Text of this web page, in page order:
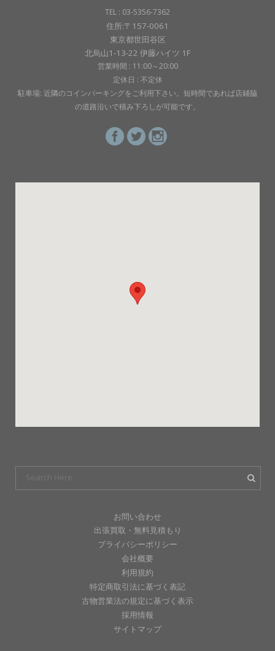
TEL : 03-5356-7362
住所:〒157-0061
東京都世田谷区
北烏山1-13-22 伊藤ハイツ 1F
営業時間 : 11:00～20:00
定休日 : 不定休
駐車場: 近隣のコインパーキングをご利用下さい。短時間であれば店鋪脇
の道路沿いで積み下ろしが可能です。
お問い合わせ
出張買取・無料見積もり
プライバシーポリシー
会社概要
利用規約
特定商取引法に基づく表記
古物営業法の規定に基づく表示
採用情報
サイトマップ